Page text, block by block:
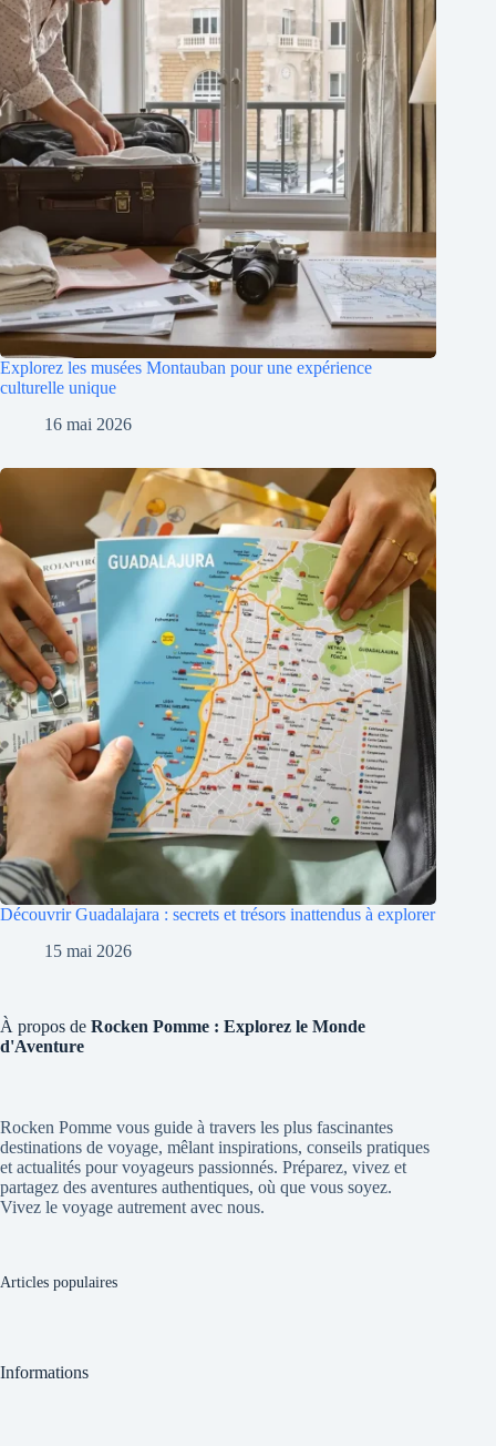
Explorez les musées Montauban pour une expérience
culturelle unique
16 mai 2026
Découvrir Guadalajara : secrets et trésors inattendus à explorer
15 mai 2026
À propos de Rocken Pomme : Explorez le Monde
d'Aventure
Rocken Pomme vous guide à travers les plus fascinantes
destinations de voyage, mêlant inspirations, conseils pratiques
et actualités pour voyageurs passionnés. Préparez, vivez et
partagez des aventures authentiques, où que vous soyez.
Vivez le voyage autrement avec nous.
Articles populaires
Informations